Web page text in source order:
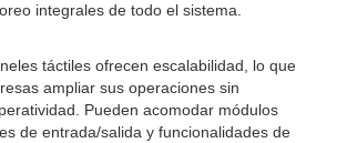
integrales de todo el sistema.
táctiles ofrecen escalabilidad, lo que
ampliar sus operaciones sin
Pueden acomodar módulos
de entrada/salida y funcionalidades de